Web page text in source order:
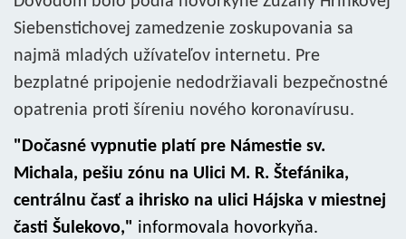
Siebenstichovej zamedzenie zoskupovania sa
najmä mladých užívateľov internetu. Pre
bezplatné pripojenie nedodržiavali bezpečnostné
opatrenia proti šíreniu nového koronavírusu.
"Dočasné vypnutie platí pre Námestie sv.
Michala, pešiu zónu na Ulici M. R. Štefánika,
centrálnu časť a ihrisko na ulici Hájska v miestnej
časti Šulekovo," informovala hovorkyňa.